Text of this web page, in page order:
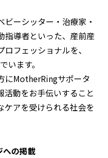
ーシッター・治療家・
指導者といった、産前産
フェッショナルを、
います。
にMotherRingサポータ
活動をお手伝いすること
ケアを受けられる社会を
の掲載